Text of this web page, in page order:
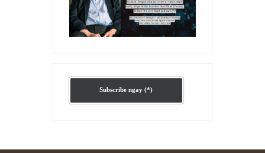
Ấn phẩm cũ Kỳ 78 đến 80